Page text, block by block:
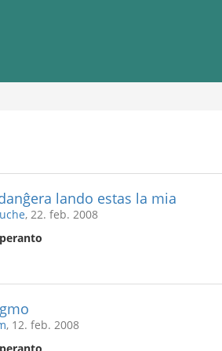
lando estas la mia
, 22. feb. 2008
, 12. feb. 2008